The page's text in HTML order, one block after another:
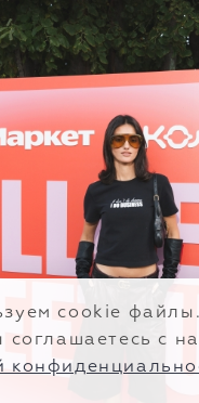
cookie
соглашаетесь с